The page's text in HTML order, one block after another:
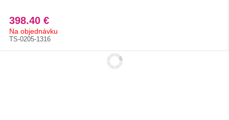
398.40 €
Na objednávku
TS-0205-1316